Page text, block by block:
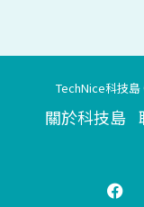
TechNice科技
關於科技島